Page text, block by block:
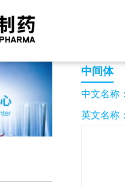
产品中心 1,3-
中间体
中文名称
英文名称